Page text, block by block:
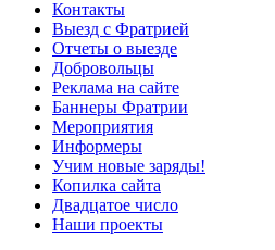
Контакты
Выезд с Фратрией
Отчеты о выезде
Добровольцы
Реклама на сайте
Баннеры Фратрии
Мероприятия
Информеры
Учим новые заряды!
Копилка сайта
Двадцатое число
Наши проекты